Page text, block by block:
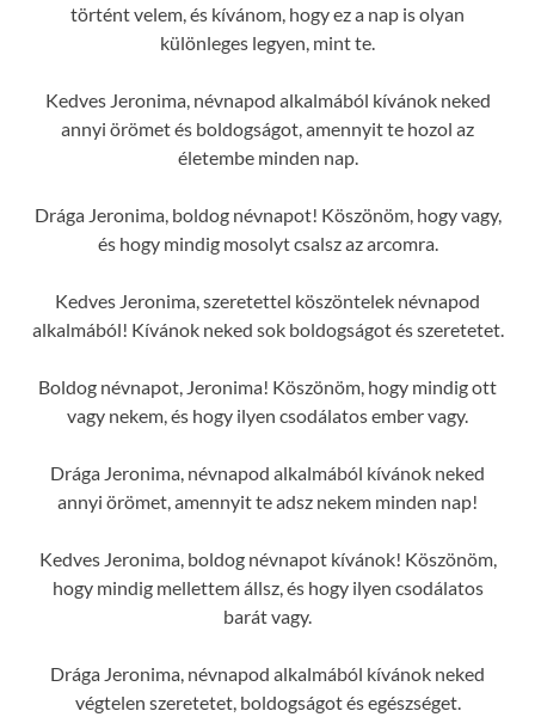
történt velem, és kívánom, hogy ez a nap is olyan
különleges legyen, mint te.
Kedves Jeronima, névnapod alkalmából kívánok neked
annyi örömet és boldogságot, amennyit te hozol az
életembe minden nap.
Drága Jeronima, boldog névnapot! Köszönöm, hogy vagy,
és hogy mindig mosolyt csalsz az arcomra.
Kedves Jeronima, szeretettel köszöntelek névnapod
alkalmából! Kívánok neked sok boldogságot és szeretetet.
Boldog névnapot, Jeronima! Köszönöm, hogy mindig ott
vagy nekem, és hogy ilyen csodálatos ember vagy.
Drága Jeronima, névnapod alkalmából kívánok neked
annyi örömet, amennyit te adsz nekem minden nap!
Kedves Jeronima, boldog névnapot kívánok! Köszönöm,
hogy mindig mellettem állsz, és hogy ilyen csodálatos
barát vagy.
Drága Jeronima, névnapod alkalmából kívánok neked
végtelen szeretetet, boldogságot és egészséget.